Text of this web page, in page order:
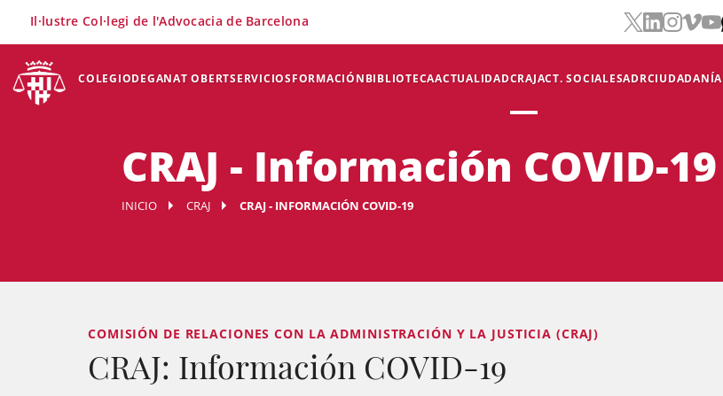
COLEGIODEGANAT OBERTSERVICIOSFORMACIÓNBIBLIOTECAACTUALIDADCRAJACT. SOCIALESADRCIUDADANÍA
Il·lustre Col·legi de l'Advocacia de Barcelona
CRAJ - Información COVID-19
INICIO CRAJ CRAJ - INFORMACIÓN COVID-19
COMISIÓN DE RELACIONES CON LA ADMINISTRACIÓN Y LA JUSTICIA (CRAJ)
CRAJ: Información COVID-19